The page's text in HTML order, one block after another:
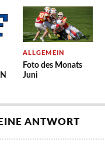
ALLGEMEIN
Foto des Monats
Juni
ANTWORT